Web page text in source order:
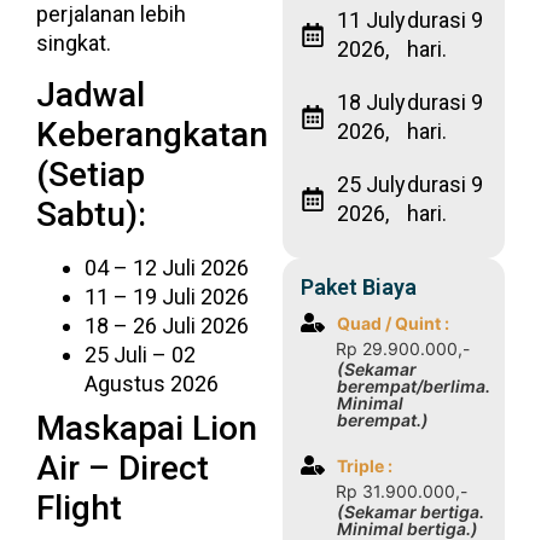
perjalanan lebih
singkat.
Jadwal
Keberangkatan
(Setiap
Sabtu):
04 – 12 Juli 2026
11 – 19 Juli 2026
18 – 26 Juli 2026
25 Juli – 02
Agustus 2026
Maskapai Lion
Air – Direct
Flight
11 July
2026,
durasi 9
hari.
18 July
2026,
durasi 9
hari.
25 July
2026,
durasi 9
hari.
Paket Biaya
Quad / Quint :
Rp 29.900.000,-
(Sekamar
berempat/berlima.
Minimal
berempat.)
Triple :
Rp 31.900.000,-
(Sekamar bertiga.
Minimal bertiga.)